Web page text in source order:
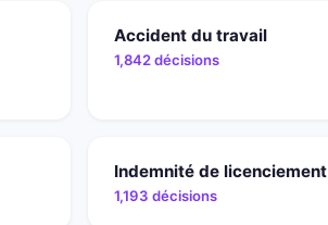
Accident du travail
1,842 décisions
Indemnité de licenciement
1,193 décisions